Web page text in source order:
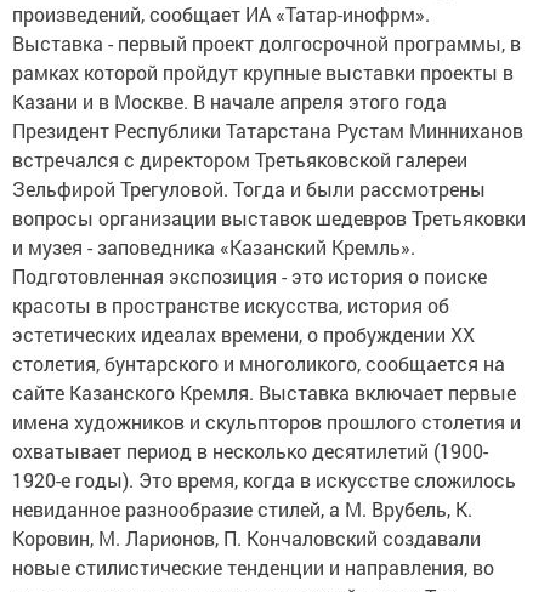
произведений, сообщает ИА «Татар-инофрм».
Выставка - первый проект долгосрочной программы, в
рамках которой пройдут крупные выставки проекты в
Казани и в Москве. В начале апреля этого года
Президент Республики Татарстана Рустам Минниханов
встречался с директором Третьяковской галереи
Зельфирой Трегуловой. Тогда и были рассмотрены
вопросы организации выставок шедевров Третьяковки
и музея - заповедника «Казанский Кремль».
Подготовленная экспозиция - это история о поиске
красоты в пространстве искусства, история об
эстетических идеалах времени, о пробуждении ХХ
столетия, бунтарского и многоликого, сообщается на
сайте Казанского Кремля. Выставка включает первые
имена художников и скульпторов прошлого столетия и
охватывает период в несколько десятилетий (1900-
1920-е годы). Это время, когда в искусстве сложилось
невиданное разнообразие стилей, а М. Врубель, К.
Коровин, М. Ларионов, П. Кончаловский создавали
новые стилистические тенденции и направления, во